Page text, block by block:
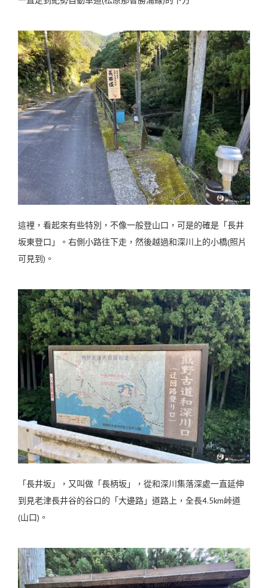
這裡，看起來有些特別，不像一般登山口，可是的確是「長井
坂東登口」。右側小路往下走，然後越過和深川上的小橋(照片
可見到)。
「長井坂」，又叫做「長柄坂」，從和深川集落深處一直延伸
到見老津長井谷的谷口的「大邊路」道路上，全長4.5km峠道
(山口)。